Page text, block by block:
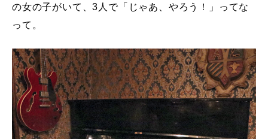
の女の子がいて、3人で「じゃあ、やろう！」ってな
って。